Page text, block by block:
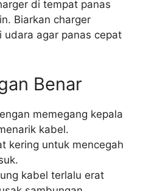
di tempat panas
Biarkan charger
udara agar panas cepat
Benar
memegang kepala
kabel.
kering untuk mencegah
kabel terlalu erat